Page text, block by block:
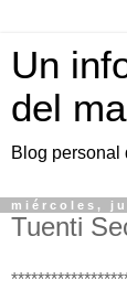
Un
del
Blog personal
miércoles,
Tuenti